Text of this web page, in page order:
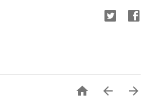
  